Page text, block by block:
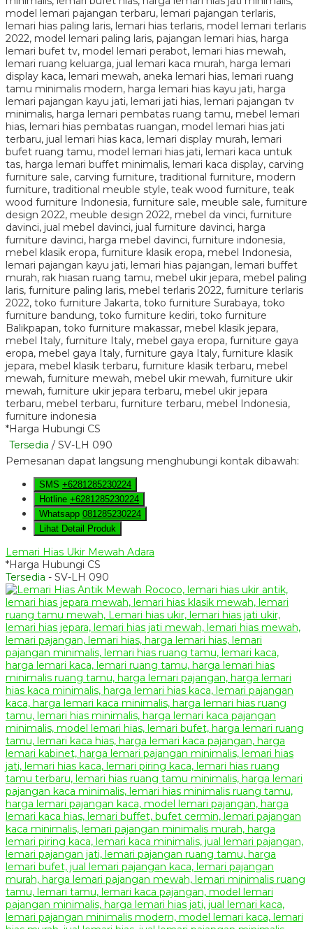
*Harga Hubungi CS
Tersedia / SV-LH 090
Pemesanan dapat langsung menghubungi kontak dibawah:
SMS +6281285230224
Hotline +6281285230224
Whatsapp 081285230224
Lihat Detail Produk
Lemari Hias Ukir Mewah Adara
*Harga Hubungi CS
Tersedia - SV-LH 090